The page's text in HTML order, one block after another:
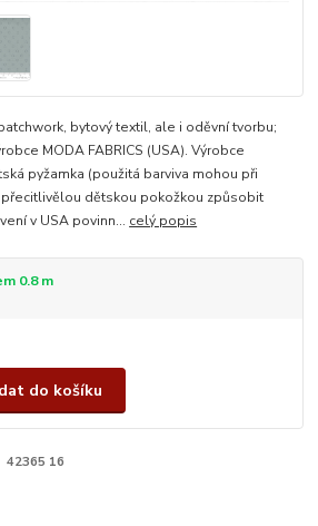
bytový textil, ale i oděvní tvorbu;
MODA FABRICS (USA). Výrobce
pyžamka (použitá barviva mohou při
dětskou pokožkou způsobit
v USA povinn... celý popis
0.8 m
do košíku
42365 16